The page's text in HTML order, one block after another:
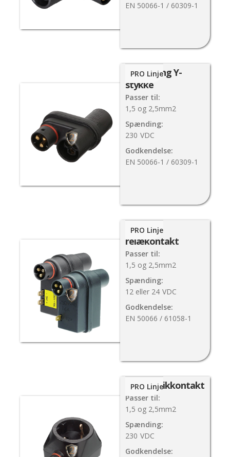
EN 50066-1 / 60309-1
Forgrening Y-
stykke
Passer til:
1,5 og 2,5mm2
Spænding:
230 VDC
Godkendelse:
EN 50066-1 / 60309-1
PRO Linje
PlugIn
relækontakt
Passer til:
1,5 og 2,5mm2
Spænding:
12 eller 24 VDC
Godkendelse:
EN 50066 / 61058-1
PRO Linje
PlugIn stikkontakt
Passer til:
1,5 og 2,5mm2
Spænding:
230 VDC
Godkendelse:
PRO Linje